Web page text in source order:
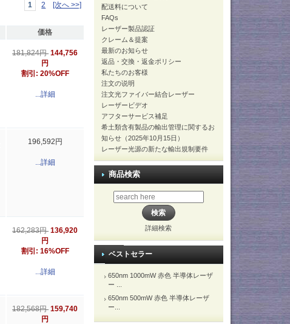
1 2 [次へ >>]
価格
181,824円 144,756
円
割引: 20%OFF
...詳細
196,592円
...詳細
162,283円 136,920
円
割引: 16%OFF
...詳細
182,568円 159,740
円
配送料について
FAQs
レーザー製品認証
クレーム＆提案
最新のお知らせ
返品・交換・返金ポリシー
私たちのお客様
注文の说明
注文光ファイバー結合レーザー
レーザービデオ
アフターサービス補足
希土類含有製品の輸出管理に関するお
知らせ（2025年10月15日）
レーザー光源の新たな輸出規制要件
商品検索
詳細検索
ベストセラー
650nm 1000mW 赤色 半導体レーザ
ー ...
650nm 500mW 赤色 半導体レーザ
ー...